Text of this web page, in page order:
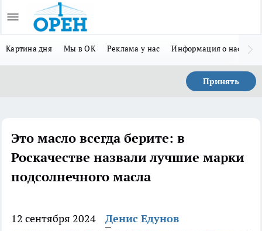
Картина дня Мы в ОК Реклама у нас Информация о нас
Принять
Это масло всегда берите: в
Роскачестве назвали лучшие марки
подсолнечного масла
12 сентября 2024 Денис Едунов